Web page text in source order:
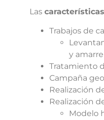
Las
Trabajos de
y
Tratamiento
Campaña
Realización
Realización
Modelo